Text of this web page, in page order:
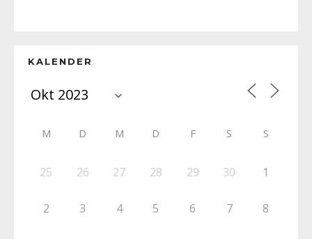
KALENDER
M D M D F S S
25 26 27 28 29 30 1
2 3 4 5 6 7 8